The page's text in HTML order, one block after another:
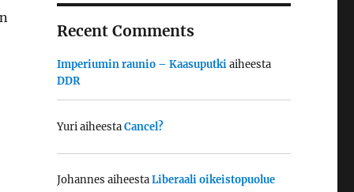
Recent Comments
Imperiumin raunio – Kaasuputkiaiheesta
DDR
YuriaiheestaCancel?
Johannes aiheestaLiberaali oikeistopuolue